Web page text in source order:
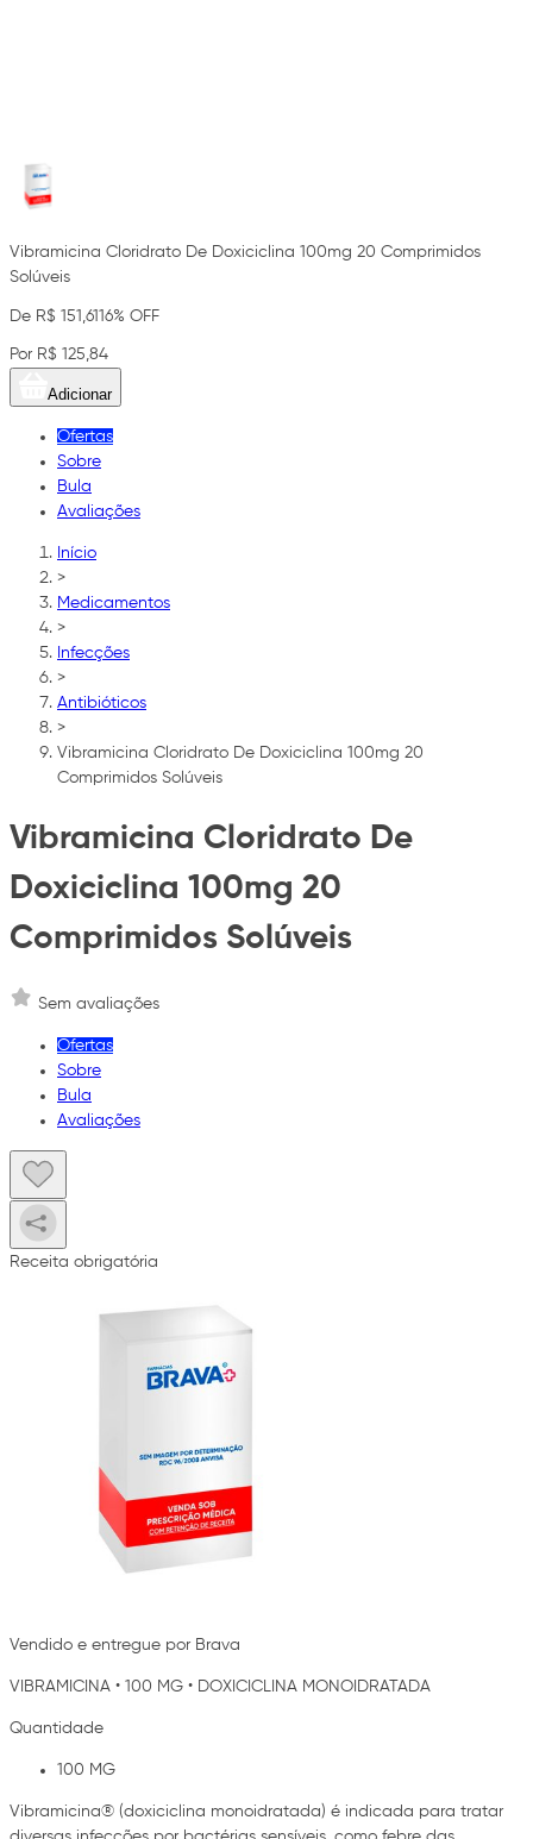
Vibramicina Cloridrato De Doxiciclina 100mg 20 Comprimidos
Solúveis
De R$ 151,6116% OFF
Por R$ 125,84
Adicionar
Ofertas
Sobre
Bula
Avaliações
Início
>
Medicamentos
>
Infecções
>
Antibióticos
>
Vibramicina Cloridrato De Doxiciclina 100mg 20
Comprimidos Solúveis
Vibramicina Cloridrato De
Doxiciclina 100mg 20
Comprimidos Solúveis
Sem avaliações
Ofertas
Sobre
Bula
Avaliações
Receita obrigatória
Vendido e entregue por Brava
VIBRAMICINA • 100 MG • DOXICICLINA MONOIDRATADA
Quantidade
100 MG
Vibramicina® (doxiciclina monoidratada) é indicada para tratar